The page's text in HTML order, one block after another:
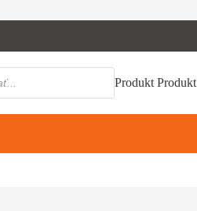
Produkt Produkt